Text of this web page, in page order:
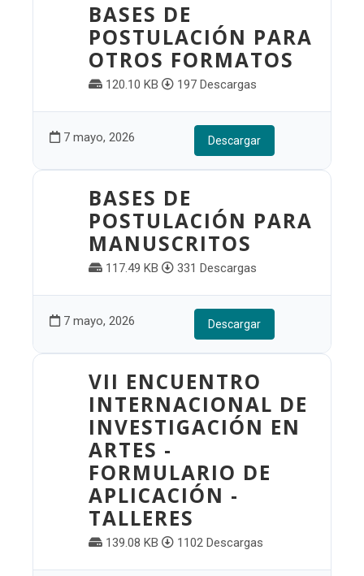
BASES DE
POSTULACIÓN PARA
OTROS FORMATOS
120.10 KB 197 Descargas
7 mayo, 2026 Descargar
BASES DE
POSTULACIÓN PARA
MANUSCRITOS
117.49 KB 331 Descargas
7 mayo, 2026 Descargar
VII ENCUENTRO
INTERNACIONAL DE
INVESTIGACIÓN EN
ARTES -
FORMULARIO DE
APLICACIÓN -
TALLERES
139.08 KB 1102 Descargas